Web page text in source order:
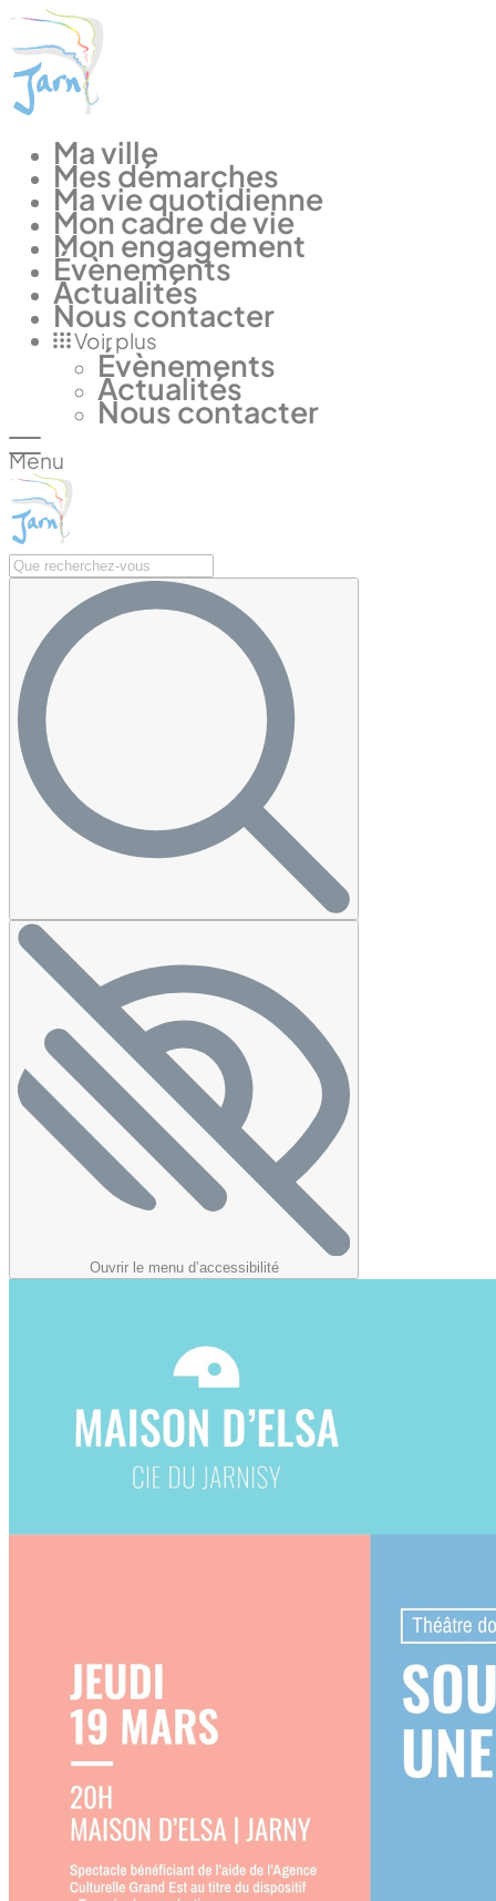
Panneau de gestion des cookies
Ma ville
Mes démarches
Ma vie quotidienne
Mon cadre de vie
Mon engagement
Évènements
Actualités
Nous contacter
Voir plus
Évènements
Actualités
Nous contacter
Menu
Ouvrir le menu d’accessibilité